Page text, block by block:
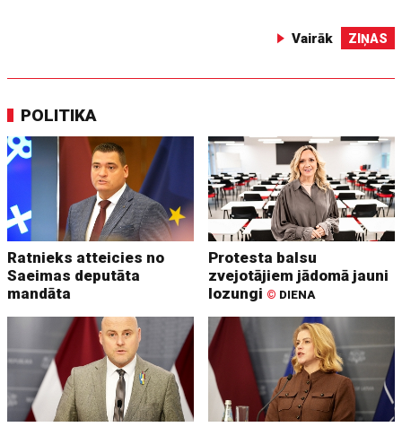
Vairāk ZIŅAS
POLITIKA
Ratnieks atteicies no
Saeimas deputāta
mandāta
Protesta balsu
zvejotājiem jādomā jauni
lozungi © DIENA